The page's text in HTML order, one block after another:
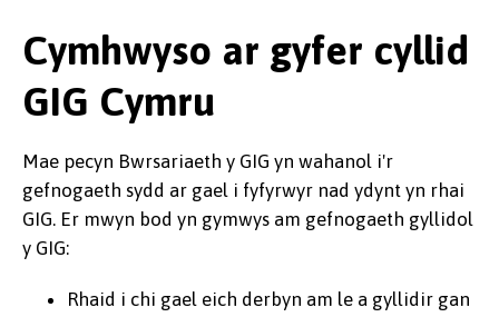
Cymhwyso ar gyfer cyllid
GIG Cymru
Mae pecyn Bwrsariaeth y GIG yn wahanol i'r
gefnogaeth sydd ar gael i fyfyrwyr nad ydynt yn rhai
GIG. Er mwyn bod yn gymwys am gefnogaeth gyllidol
y GIG:
Rhaid i chi gael eich derbyn am le a gyllidir gan